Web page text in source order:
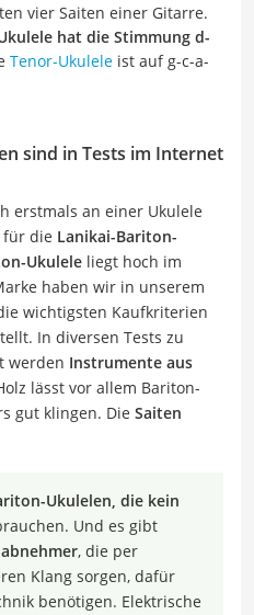
vier Saiten einer Gitarre.
hat die Stimmung d-
Tenor-Ukulele ist auf g-c-a-
sind in Tests im Internet
erstmals an einer Ukulele
für die Lanikai-Bariton-
Ukulele liegt hoch im
haben wir in unserem
wichtigsten Kaufkriterien
In diversen Tests zu
werden Instrumente aus
lässt vor allem Bariton-
gut klingen. Die Saiten
Ukulelen, die kein
Und es gibt
, die per
Klang sorgen, dafür
benötigen. Elektrische